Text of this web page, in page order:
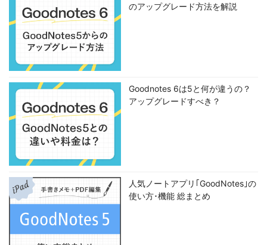
のアップグレード方法を解説
Goodnotes 6は5と何が違うの？
アップグレードすべき？
人気ノートアプリ｢GoodNotes｣の
使い方･機能 総まとめ